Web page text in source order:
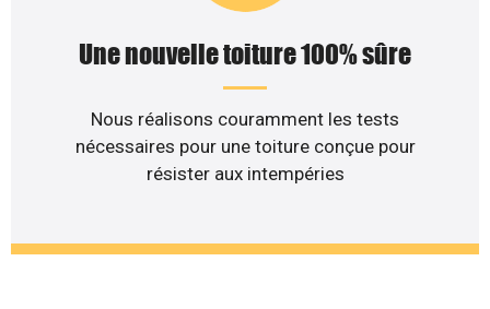
Une nouvelle toiture 100% sûre
Nous réalisons couramment les tests
nécessaires pour une toiture conçue pour
résister aux intempéries